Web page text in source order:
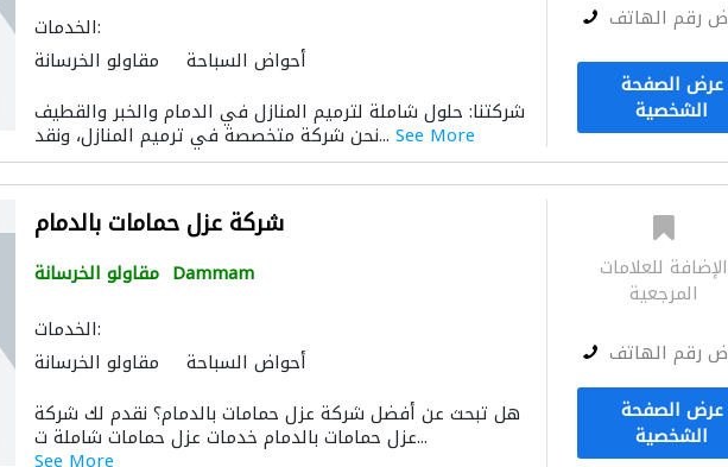
الخدمات:
مقاولو الخرسانة
أحواض السباحة
شركتنا: حلول شاملة لترميم المنازل في الدمام والخبر والقطيف
نحن شركة متخصصة في ترميم المنازل، ونقد... See More
رقم الهاتف
عرض الصفحة
الشخصية
شركة عزل حمامات بالدمام
مقاولو الخرسانة Dammam
الخدمات:
مقاولو الخرسانة
أحواض السباحة
هل تبحث عن أفضل شركة عزل حمامات بالدمام؟ نقدم لك شركة
عزل حمامات بالدمام خدمات عزل حمامات شاملة ت...
الإضافة للعلامات
المرجعية
رقم الهاتف
عرض الصفحة
الشخصية